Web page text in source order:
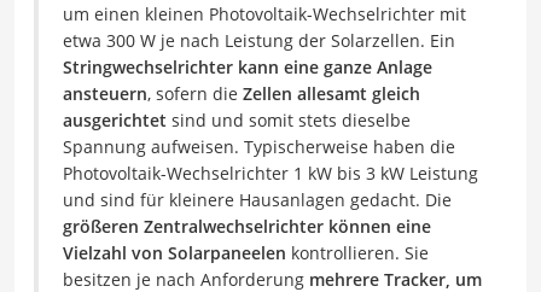
um einen kleinen Photovoltaik-Wechselrichter mit
etwa 300 W je nach Leistung der Solarzellen. Ein
Stringwechselrichter kann eine ganze Anlage
ansteuern, sofern die Zellen allesamt gleich
ausgerichtet sind und somit stets dieselbe
Spannung aufweisen. Typischerweise haben die
Photovoltaik-Wechselrichter 1 kW bis 3 kW Leistung
und sind für kleinere Hausanlagen gedacht. Die
größeren Zentralwechselrichter können eine
Vielzahl von Solarpaneelen kontrollieren. Sie
besitzen je nach Anforderung mehrere Tracker, um